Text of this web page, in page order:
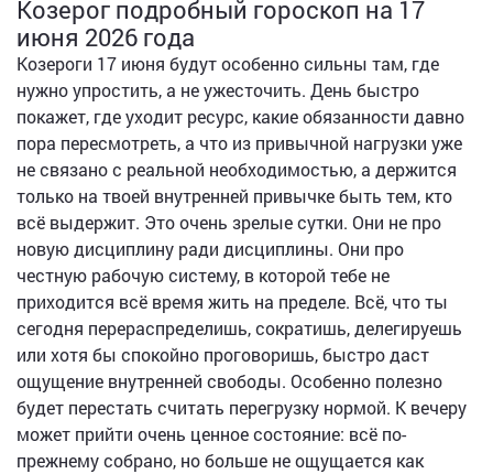
Козерог подробный гороскоп на 17
июня 2026 года
Козероги 17 июня будут особенно сильны там, где
нужно упростить, а не ужесточить. День быстро
покажет, где уходит ресурс, какие обязанности давно
пора пересмотреть, а что из привычной нагрузки уже
не связано с реальной необходимостью, а держится
только на твоей внутренней привычке быть тем, кто
всё выдержит. Это очень зрелые сутки. Они не про
новую дисциплину ради дисциплины. Они про
честную рабочую систему, в которой тебе не
приходится всё время жить на пределе. Всё, что ты
сегодня перераспределишь, сократишь, делегируешь
или хотя бы спокойно проговоришь, быстро даст
ощущение внутренней свободы. Особенно полезно
будет перестать считать перегрузку нормой. К вечеру
может прийти очень ценное состояние: всё по-
прежнему собрано, но больше не ощущается как